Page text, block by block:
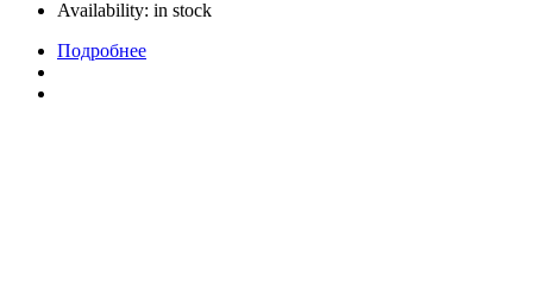
Availability: in stock
Подробнее